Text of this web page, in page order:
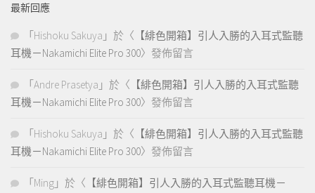
最新回應
「 Hishoku Sakuya 」於〈 【緋色開箱】引人入勝的入耳式監聽
耳機－Nakamichi Elite Pro 300〉發佈留言
「 Andre Prasetya 」於〈 【緋色開箱】引人入勝的入耳式監聽
耳機－Nakamichi Elite Pro 300〉發佈留言
「 Hishoku Sakuya 」於〈 【緋色開箱】引人入勝的入耳式監聽
耳機－Nakamichi Elite Pro 300〉發佈留言
「 Ming 」於〈 【緋色開箱】引人入勝的入耳式監聽耳機－